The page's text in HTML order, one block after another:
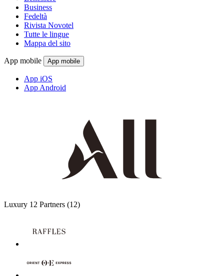
Business
Fedeltà
Rivista Novotel
Tutte le lingue
Mappa del sito
App mobile App mobile
App iOS
App Android
Luxury 12 Partners (12)